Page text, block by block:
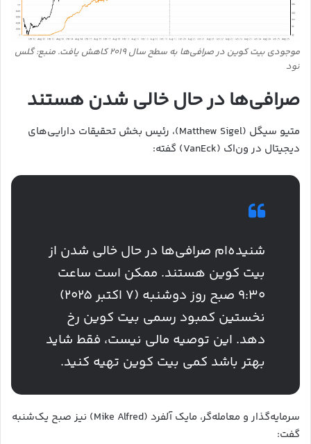
موجودی بیت‌ کوین در صرافی‌ها به سطح سال ۲۰۱۹ کاهش یافت. منبع: گلس
نود
صرافی‌ها در حال خالی شدن هستند
متیو سیگل (Matthew Sigel)، رئیس بخش تحقیقات دارایی‌های
دیجیتال در ون‌اک (VanEck) گفته:
شنیده‌ام صرافی‌ها در حال خالی شدن از
بیت‌ کوین هستند. ممکن است ساعت
۹:۳۰ صبح روز دوشنبه (۷ اکتبر ۲۰۲۵)
نخستین کمبود رسمی بیت‌ کوین رخ
دهد. این توصیه مالی نیست، فقط شاید
بهتر باشد کمی بیت‌ کوین تهیه کنید.
سرمایه‌گذار و معامله‌گر، مایک آلفرد (Mike Alfred) نیز صبح یک‌شنبه
گفت: